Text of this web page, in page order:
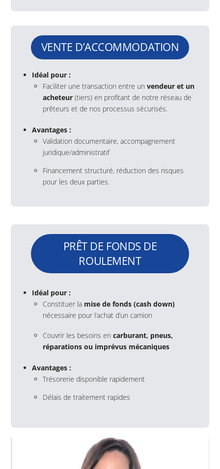
VENTE D’ACCOMMODATION
Idéal pour :
Faciliter une transaction entre unvendeur et un
acheteur (tiers) en profitant de notre réseau de
prêteurs et de nos processus sécurisés.
Avantages :
Validation documentaire, accompagnement
juridique/administratif
Financement structuré, réduction des risques
pour les deux parties.
PRÊT DE FONDS DE
ROULEMENT
Idéal pour :
Constituer la mise de fonds (cash down)
nécessaire pour l’achat d’un camion
Couvrir les besoins encarburant, pneus,
réparations ou imprévus mécaniques
Avantages :
Trésorerie disponible rapidement
Délais de traitement rapides